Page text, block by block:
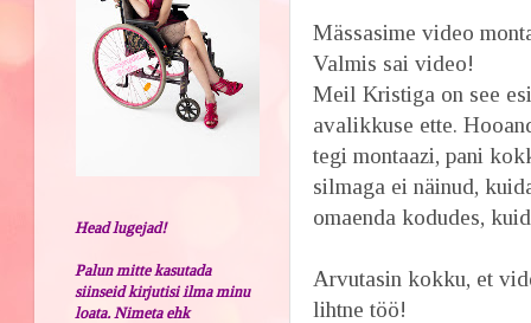
Mässasime video
Valmis sai video!
Meil Kristiga on see
avalikkuse ette.
tegi montaazi, pani
silmaga ei näinud,
omaenda kodudes,
Arvutasin kokku, et
lihtne töö!
Head lugejad!
Palun mitte kasutada
siinseid kirjutisi ilma minu
loata. Nimeta ehk